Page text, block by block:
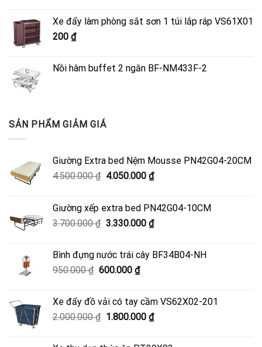
4.500.000 ₫.là:
Xe đẩy làm phòng sắt sơn 1 túi lắp ráp VS61X01
200 ₫
Nồi hâm buffet 2 ngăn BF-NM433F-2
SẢN PHẨM GIẢM GIÁ
Giường Extra bed Nệm Mousse PN42G04-20CM
4.500.000₫ Giá
4.500.000 ₫.
4.050.000 ₫Giá
là:
4.050.000 ₫.
Giường xếp extra bed PN42G04-10CM
3.700.000₫ Giá
3.700.000 ₫.
3.330.000 ₫Giá
là:
Bình đựng nước trái cây BF34B04-NH
950.000₫ Giá
950.000 ₫.
600.000 ₫Giá
là:
600.000 ₫.
Xe đẩy đồ vải có tay cầm VS62X02-201
2.000.000₫ Giá
1.800.000 ₫Giá